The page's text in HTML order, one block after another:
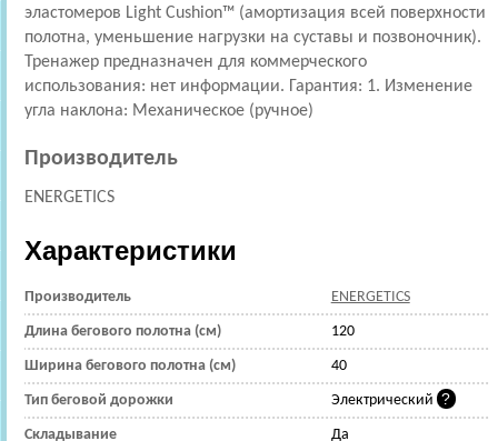
эластомеров Light Cushion™ (амортизация всей поверхности
полотна, уменьшение нагрузки на суставы и позвоночник).
Тренажер предназначен для коммерческого
использования: нет информации. Гарантия: 1. Изменение
угла наклона: Механическое (ручное)
Производитель
ENERGETICS
Характеристики
Производитель ENERGETICS
Длина бегового полотна (см) 120
Ширина бегового полотна (см) 40
Тип беговой дорожки Электрический
Складывание Да